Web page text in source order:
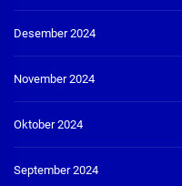
Desember 2024
November 2024
Oktober 2024
September 2024